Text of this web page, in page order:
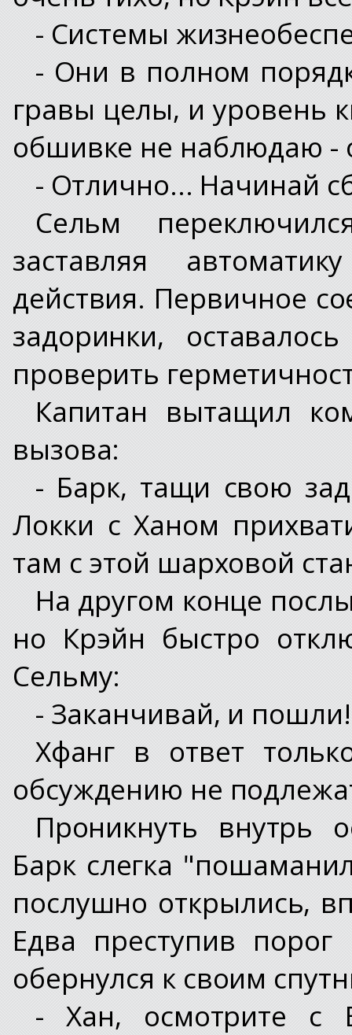
- Системы
- Они в полном
гравы целы, и уровень
обшивке не наблюдаю -
- Отлично... Начинай
Сельм
заставляя
действия. Первичное
задоринки,
проверить
Капитан вытащил
вызова:
- Барк, тащи свою
Локки с Ханом
там с этой шарховой
На другом конце
но Крэйн быстро
Сельму:
- Заканчивай, и пошли!
Хфанг в ответ
обсуждению не
Проникнуть внутрь
Барк слегка
послушно открылись,
Едва преступив
обернулся к своим
- Хан, осмотрите с